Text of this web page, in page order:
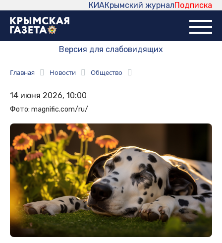
Подписка
Крымский журнал
КИА
Версия для слабовидящих
Главная Новости Общество
14 июня 2026, 10:00
Фото: magnific.com/ru/